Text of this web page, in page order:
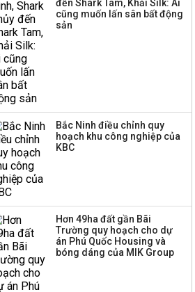
Thị trường thường
đến Shark Tam, Khải Silk: Ai
cũng muốn lấn sân bất động
sản
Bắc Ninh điều chỉnh quy
hoạch khu công nghiệp của
KBC
Hơn 49ha đất gần Bãi
Trường quy hoạch cho dự
án Phú Quốc Housing và
bóng dáng của MIK Group